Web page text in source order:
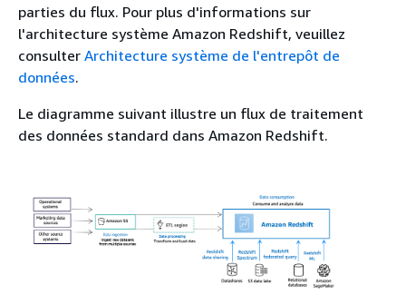
parties du flux. Pour plus d'informations sur
l'architecture système Amazon Redshift, veuillez
consulter Architecture système de l'entrepôt de
données.
Le diagramme suivant illustre un flux de traitement
des données standard dans Amazon Redshift.